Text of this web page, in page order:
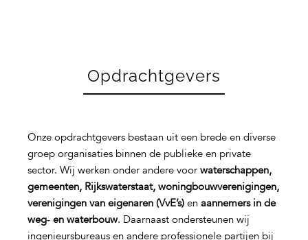
Opdrachtgevers
Onze opdrachtgevers bestaan uit een brede en diverse
groep organisaties binnen de publieke en private
sector. Wij werken onder andere voor waterschappen,
gemeenten, Rijkswaterstaat, woningbouwverenigingen,
verenigingen van eigenaren (VvE’s)en aannemers in de
weg‑ en waterbouw. Daarnaast ondersteunen wij
ingenieursbureaus en andere professionele partijen bij